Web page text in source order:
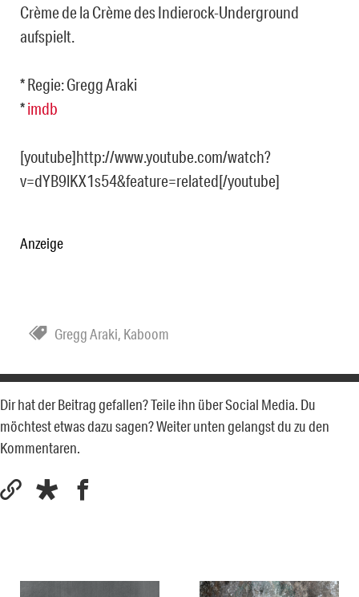
Crème de la Crème des Indierock-Underground
aufspielt.
* Regie: Gregg Araki
*imdb
[youtube]http://www.youtube.com/watch?
v=dYB9lKX1s54&feature=related[/youtube]
Anzeige
Gregg Araki, Kaboom
Dir hat der Beitrag gefallen? Teile ihn über Social Media. Du
möchtest etwas dazu sagen? Weiter unten gelangst du zu den
Kommentaren.